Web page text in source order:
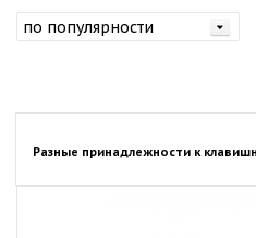
Разные принадлежности к